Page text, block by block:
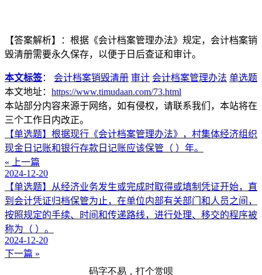
【答案解析】：根据《会计档案管理办法》规定，会计档案销
毁清册需要永久保存，以便于日后查证和审计。
本文标签： 会计档案销毁清册 审计 会计档案管理办法 单选题
本文地址： https://www.timudaan.com/73.html
本站部分内容来源于网络，如有侵权，请联系我们，本站将在
三个工作日内改正。
【单选题】根据现行《会计档案管理办法》，村集体经济组织
现金日记账和银行存款日记账应该保管（ ）年。
« 上一篇
2024-12-20
【单选题】从经济业务发生或完成时取得或填制凭证开始，直
到会计凭证归档保管为止，在单位内部有关部门和人员之间，
按照规定的手续、时间和传递路线，进行处理、移交的程序被
称为（ ）。
2024-12-20
下一篇 »